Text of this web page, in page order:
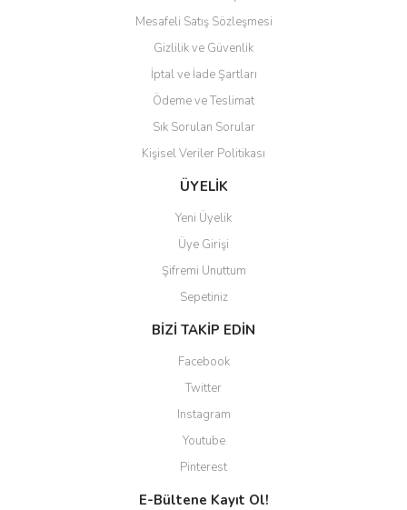
Gönder
Ürünler kategorize, başlıklar
kolaylaşıyor. Yani site de
hazırlanmış çok düzenli bir site.
Mesafeli Satış Sözleşmesi
Gizlilik ve Güvenlik
İptal ve İade Şartları
Ödeme ve Teslimat
Sık Sorulan Sorular
Kişisel Veriler Politikası
ÜYELİK
Yeni Üyelik
Üye Girişi
Şifremi Unuttum
Sepetiniz
BİZİ TAKİP EDİN
Facebook
Twitter
Instagram
Youtube
Pinterest
E-Bültene Kayıt Ol!